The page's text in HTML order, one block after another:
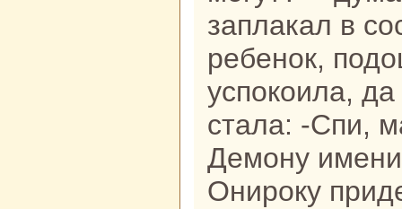
заплакал в
ребенок,
успокoила,
стала: -Спи,
Демону
Онироку